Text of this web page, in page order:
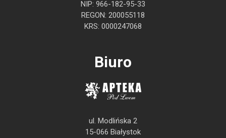
NIP: 966-182-95-33
REGON: 200055118
KRS: 0000247068
Biuro
ul. Modlińska 2
15-066 Białystok